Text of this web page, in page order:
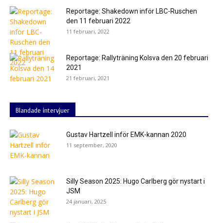
Reportage: Shakedown inför LBC-Ruschen
den 11 februari 2022
11 februari, 2022
Reportage: Rallyträning Kolsva den 20 februari
2021
21 februari, 2021
Blandade intervjuer
Gustav Hartzell inför EMK-kannan 2020
11 september, 2020
Silly Season 2025: Hugo Carlberg gör nystart i
JSM
24 januari, 2025